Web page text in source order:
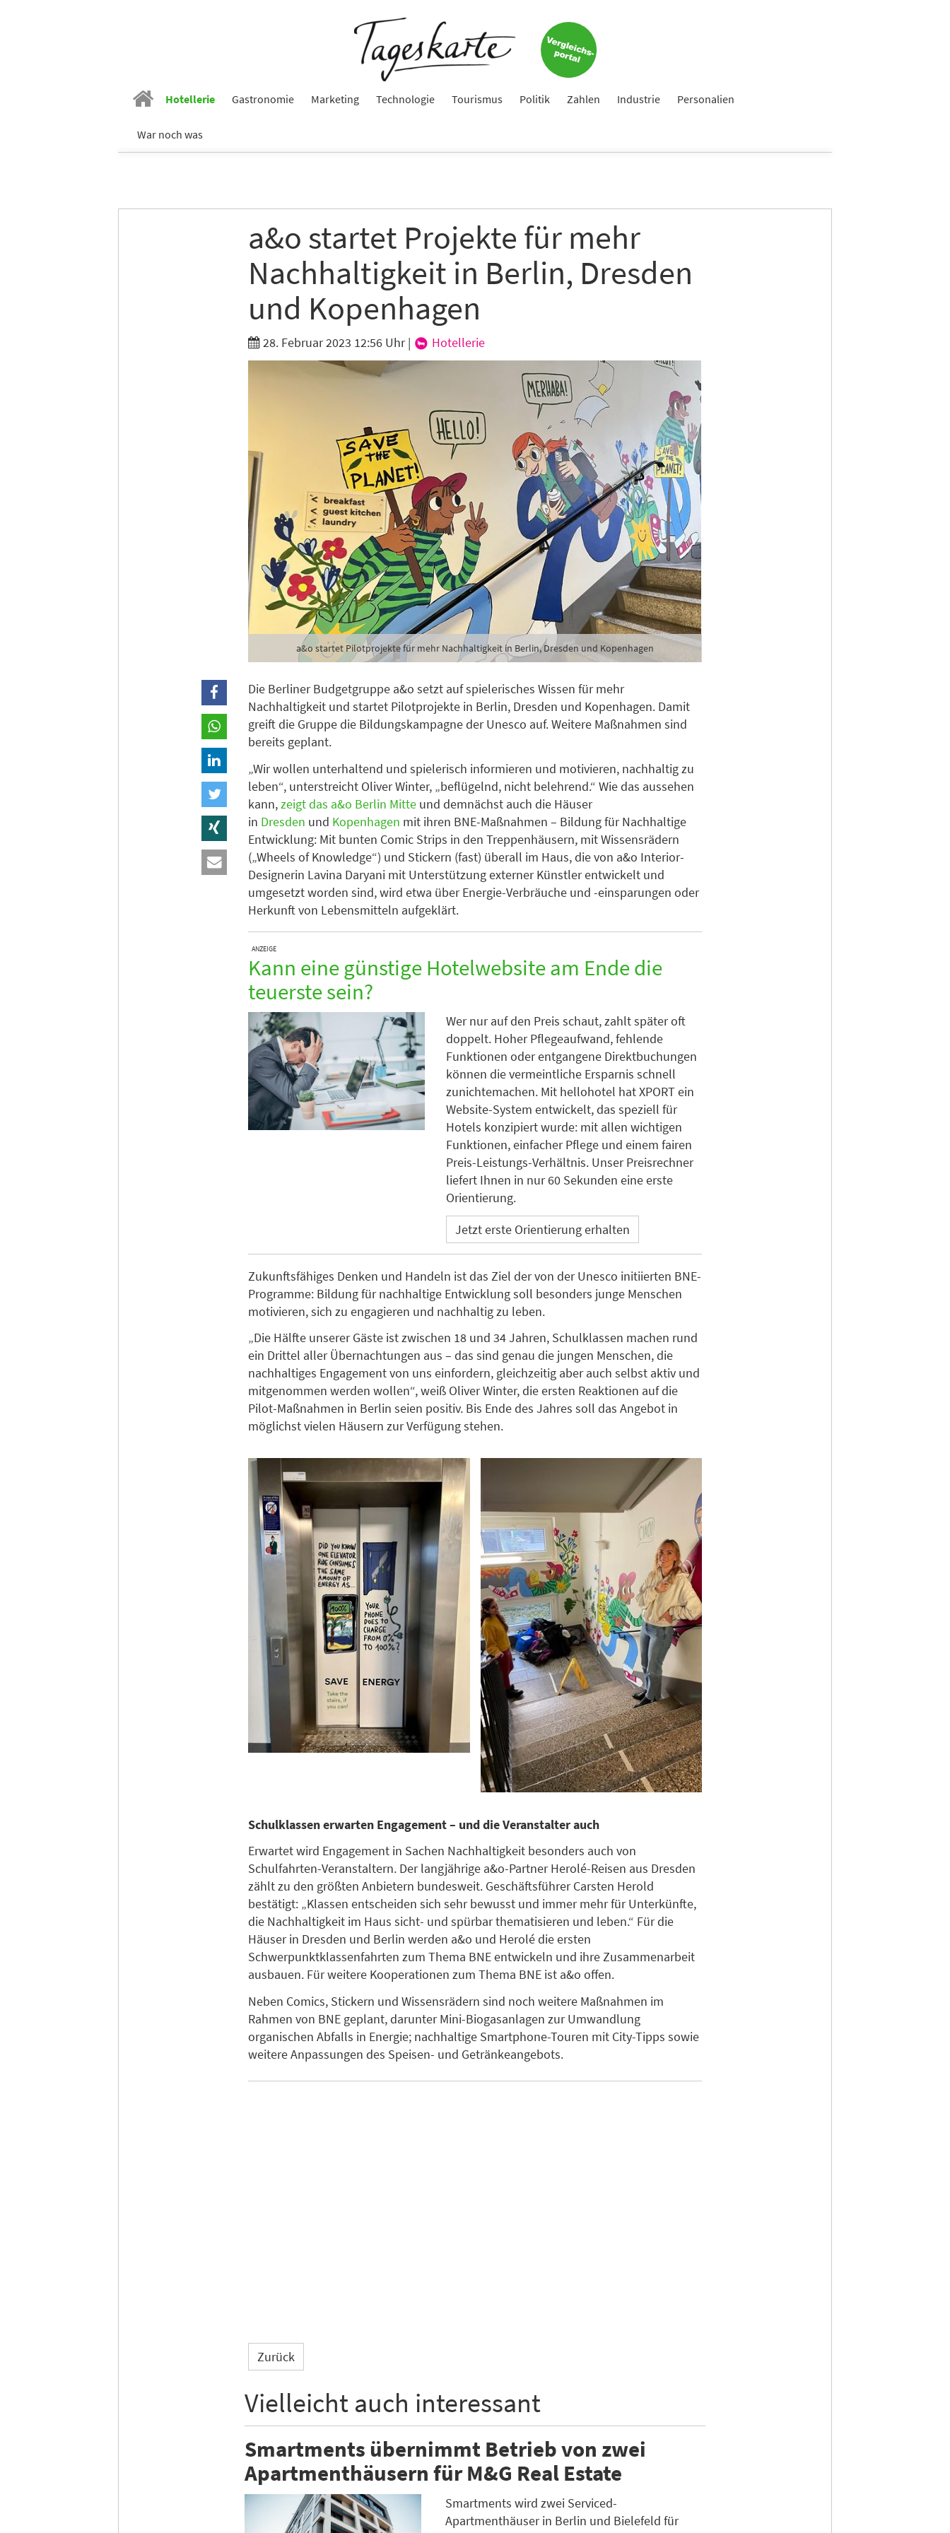
Hotellerie Gastronomie Marketing Technologie Tourismus Politik Zahlen Industrie Personalien
War noch was
a&o startet Projekte für mehr
Nachhaltigkeit in Berlin, Dresden
und Kopenhagen
28. Februar 2023 12:56 Uhr| Hotellerie
a&o startet Pilotprojekte für mehr Nachhaltigkeit in Berlin, Dresden und Kopenhagen
Die Berliner Budgetgruppe a&o setzt auf spielerisches Wissen für mehr
Nachhaltigkeit und startet Pilotprojekte in Berlin, Dresden und Kopenhagen. Damit
greift die Gruppe die Bildungskampagne der Unesco auf. Weitere Maßnahmen sind
bereits geplant.
„Wir wollen unterhaltend und spielerisch informieren und motivieren, nachhaltig zu
leben“, unterstreicht Oliver Winter, „beflügelnd, nicht belehrend.“ Wie das aussehen
kann,zeigt das a&o Berlin Mitte und demnächst auch die Häuser
in Dresden und Kopenhagen mit ihren BNE-Maßnahmen – Bildung für Nachhaltige
Entwicklung: Mit bunten Comic Strips in den Treppenhäusern, mit Wissensrädern
(„Wheels of Knowledge“) und Stickern (fast) überall im Haus, die von a&o Interior-
Designerin Lavina Daryani mit Unterstützung externer Künstler entwickelt und
umgesetzt worden sind, wird etwa über Energie-Verbräuche und -einsparungen oder
Herkunft von Lebensmitteln aufgeklärt.
ANZEIGE
Kann eine günstige Hotelwebsite am Ende die
teuerste sein?
Wer nur auf den Preis schaut, zahlt später oft
doppelt. Hoher Pflegeaufwand, fehlende
Funktionen oder entgangene Direktbuchungen
können die vermeintliche Ersparnis schnell
zunichtemachen. Mit hellohotel hat XPORT ein
Website-System entwickelt, das speziell für
Hotels konzipiert wurde: mit allen wichtigen
Funktionen, einfacher Pflege und einem fairen
Preis-Leistungs-Verhältnis. Unser Preisrechner
liefert Ihnen in nur 60 Sekunden eine erste
Orientierung.
Jetzt erste Orientierung erhalten
Zukunftsfähiges Denken und Handeln ist das Ziel der von der Unesco initiierten BNE-
Programme: Bildung für nachhaltige Entwicklung soll besonders junge Menschen
motivieren, sich zu engagieren und nachhaltig zu leben.
„Die Hälfte unserer Gäste ist zwischen 18 und 34 Jahren, Schulklassen machen rund
ein Drittel aller Übernachtungen aus – das sind genau die jungen Menschen, die
nachhaltiges Engagement von uns einfordern, gleichzeitig aber auch selbst aktiv und
mitgenommen werden wollen“, weiß Oliver Winter, die ersten Reaktionen auf die
Pilot-Maßnahmen in Berlin seien positiv. Bis Ende des Jahres soll das Angebot in
möglichst vielen Häusern zur Verfügung stehen.
Schulklassen erwarten Engagement – und die Veranstalter auch
Erwartet wird Engagement in Sachen Nachhaltigkeit besonders auch von
Schulfahrten-Veranstaltern. Der langjährige a&o-Partner Herolé-Reisen aus Dresden
zählt zu den größten Anbietern bundesweit. Geschäftsführer Carsten Herold
bestätigt: „Klassen entscheiden sich sehr bewusst und immer mehr für Unterkünfte,
die Nachhaltigkeit im Haus sicht- und spürbar thematisieren und leben.“ Für die
Häuser in Dresden und Berlin werden a&o und Herolé die ersten
Schwerpunktklassenfahrten zum Thema BNE entwickeln und ihre Zusammenarbeit
ausbauen. Für weitere Kooperationen zum Thema BNE ist a&o offen.
Neben Comics, Stickern und Wissensrädern sind noch weitere Maßnahmen im
Rahmen von BNE geplant, darunter Mini-Biogasanlagen zur Umwandlung
organischen Abfalls in Energie; nachhaltige Smartphone-Touren mit City-Tipps sowie
weitere Anpassungen des Speisen- und Getränkeangebots.
Zurück
Vielleicht auch interessant
Smartments übernimmt Betrieb von zwei
Apartmenthäusern für M&G Real Estate
Smartments wird zwei Serviced-
Apartmenthäuser in Berlin und Bielefeld für
Keine Nachricht mehr verpassen!
Jetzt zum Tageskarte-Newsletter anmelden.
E-Mail*
Branche
Ich möchte folgende Newsletter erhalten
Tageskarte-Newsletter (gegen 8.30 Uhr)
Datenschutzerklärung zur Kenntnis genommen.
Danke, heute nicht